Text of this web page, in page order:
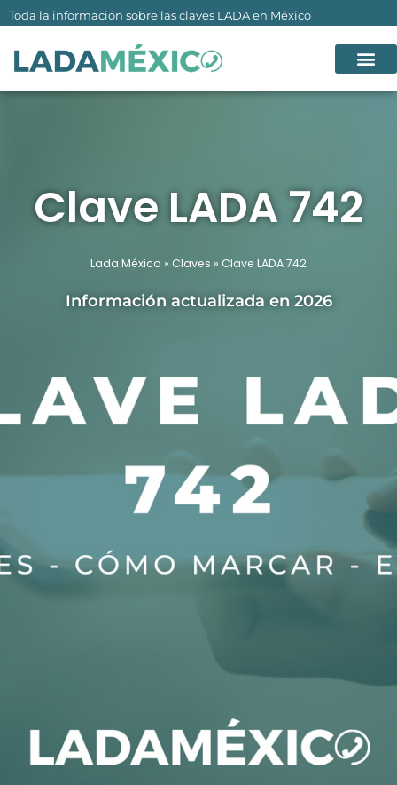
al
contenido
Toda la información sobre las claves LADA en México
Clave LADA 742
Lada México » Claves » Clave LADA 742
Información actualizada en 2026